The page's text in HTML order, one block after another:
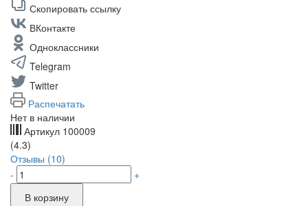
Скопировать ссылку
ВКонтакте
Одноклассники
Telegram
Twitter
Распечатать
Нет в наличии
Артикул 100009
(4.3)
Отзывы (10)
-
+
В корзину